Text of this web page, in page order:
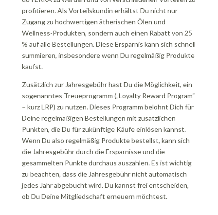
profitieren. Als Vorteilskundin erhältst Du nicht nur
Zugang zu hochwertigen ätherischen Ölen und
Wellness-Produkten, sondern auch einen Rabatt von 25
% auf alle Bestellungen. Diese Ersparnis kann sich schnell
summieren, insbesondere wenn Du regelmäßig Produkte
kaufst.
Zusätzlich zur Jahresgebühr hast Du die Möglichkeit, ein
sogenanntes Treueprogramm („Loyalty Reward Program“
– kurz LRP) zu nutzen. Dieses Programm belohnt Dich für
Deine regelmäßigen Bestellungen mit zusätzlichen
Punkten, die Du für zukünftige Käufe einlösen kannst.
Wenn Du also regelmäßig Produkte bestellst, kann sich
die Jahresgebühr durch die Ersparnisse und die
gesammelten Punkte durchaus auszahlen. Es ist wichtig
zu beachten, dass die Jahresgebühr nicht automatisch
jedes Jahr abgebucht wird. Du kannst frei entscheiden,
ob Du Deine Mitgliedschaft erneuern möchtest.